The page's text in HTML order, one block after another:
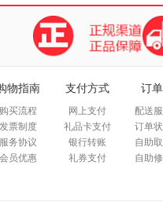
物指南
购买流程
发票制度
服务协议
会员优惠
支付方式
网上支付
礼品卡支付
银行转账
礼券支付
订
配送
订单
自助
自助